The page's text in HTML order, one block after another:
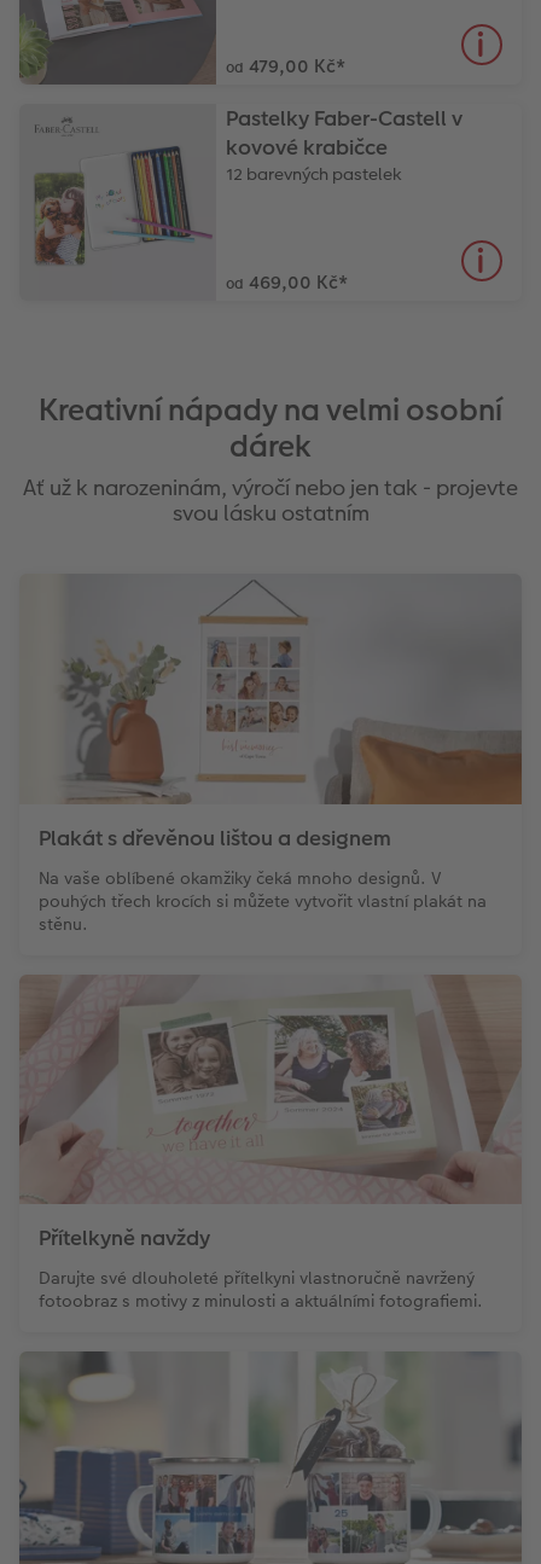
od 479,00 Kč*
Pastelky Faber-Castell v
kovové krabičce
12 barevných pastelek
od 469,00 Kč*
Kreativní nápady na velmi osobní
dárek
Ať už k narozeninám, výročí nebo jen tak - projevte
svou lásku ostatním
Plakát s dřevěnou lištou a designem
Na vaše oblíbené okamžiky čeká mnoho designů. V
pouhých třech krocích si můžete vytvořit vlastní plakát na
stěnu.
Přítelkyně navždy
Darujte své dlouholeté přítelkyni vlastnoručně navržený
fotoobraz s motivy z minulosti a aktuálními fotografiemi.